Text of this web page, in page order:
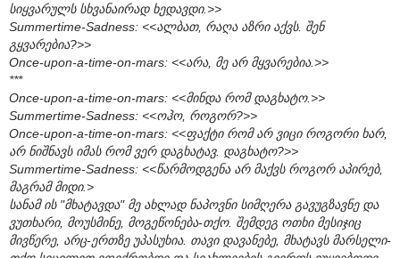
სიყვარულს სხვანაირად ხედავდი.>>
Summertime-Sadness: <<ალბათ, რაღა აზრი აქვს. შენ
გყვარებია?>>
Once-upon-a-time-on-mars: <<არა, მე არ მყვარებია.>>
***
Once-upon-a-time-on-mars: <<მინდა რომ დაგხატო.>>
Summertime-Sadness: <<ოჰო, როგორ?>>
Once-upon-a-time-on-mars: <<ფაქტი რომ არ ვიცი როგორი ხარ,
არ ნიშნავს იმას რომ ვერ დაგხატავ. დაგხატო?>>
Summertime-Sadness: <<წარმოდგენა არ მაქვს როგორ აპირებ,
მაგრამ მიდი.>
სანამ ის "მხატავდა" მე ახლად ნაპოვნი სიმღერა გავუგზავნე და
ვუთხარი, მოუსმინე, მოგეწონება-თქო. შემდეგ ოთხი მესიჯიც
მივწერე, არც-ერთზე უპასუხია. თავი დავანებე, მხატავს მარსელი-